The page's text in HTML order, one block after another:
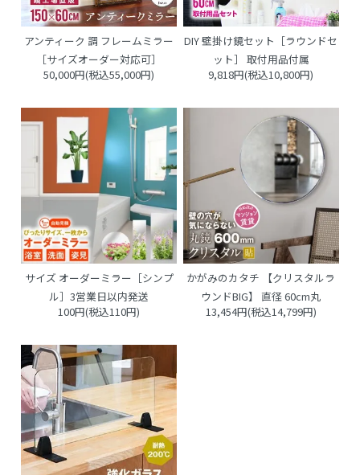
アンティーク 調 フレームミラー
［サイズオーダー対応可］
50,000円(税込55,000円)
DIY 壁掛け鏡セット［ラウンドセ
ット］ 取付用品付属
9,818円(税込10,800円)
サイズ オーダーミラー［シンプ
ル］3営業日以内発送
100円(税込110円)
かがみのカタチ 【クリスタルラ
ウンドBIG】 直径 60cm丸
13,454円(税込14,799円)